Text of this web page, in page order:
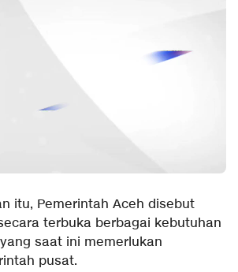
itu, Pemerintah Aceh disebut
terbuka berbagai kebutuhan
saat ini memerlukan
pusat.